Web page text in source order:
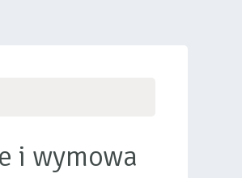
i wymowa